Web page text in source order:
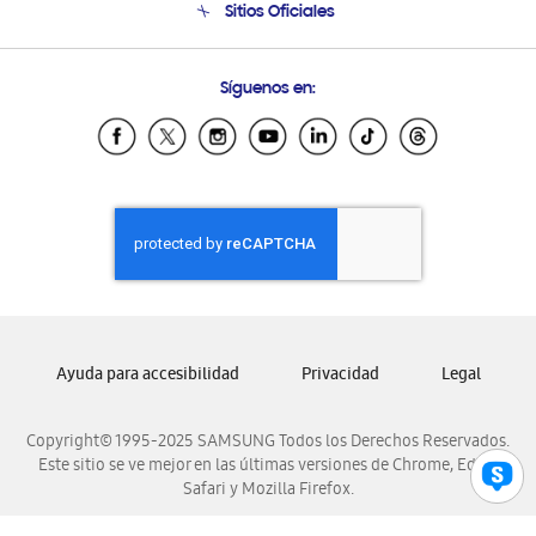
Condiciones de Compra
Soporte vía eMail
Sitios Oficiales
Samsung Ecuador
Samsung El Salvador
Samsung Honduras
Samsung Nicaragua
Samsung Panamá
Samsung Venezuela
Síguenos en:
Copyright© 1995-2025 SAMSUNG Todos los Derechos Reservados.
Este sitio se ve mejor en las últimas versiones de Chrome, Edge,
Safari y Mozilla Firefox.
Ayuda para accesibilidad Privacidad Legal